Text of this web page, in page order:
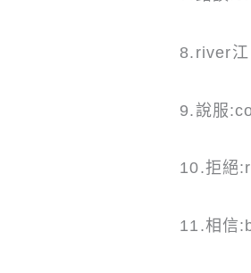
8.river
9.說服
10.拒絕
11.相信